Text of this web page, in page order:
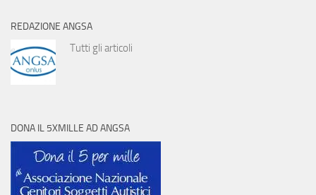
REDAZIONE ANGSA
Tutti gli articoli
DONA IL 5XMILLE AD ANGSA